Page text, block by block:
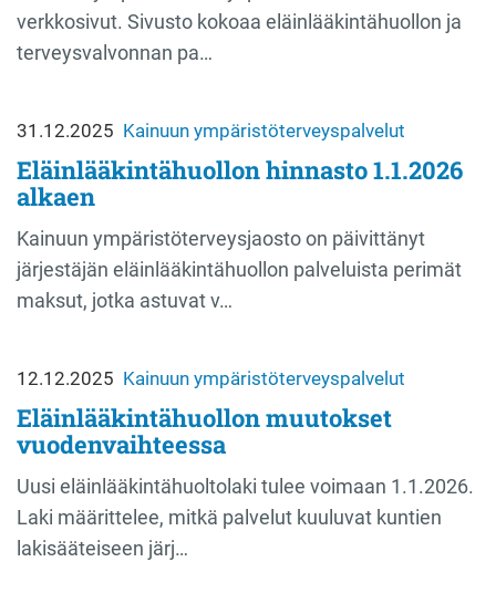
verkkosivut. Sivusto kokoaa eläinlääkintähuollon ja
terveysvalvonnan pa…
31.12.2025 Kainuun ympäristöterveyspalvelut
Eläinlääkintähuollon hinnasto 1.1.2026
alkaen
Kainuun ympäristöterveysjaosto on päivittänyt
järjestäjän eläinlääkintähuollon palveluista perimät
maksut, jotka astuvat v…
12.12.2025 Kainuun ympäristöterveyspalvelut
Eläinlääkintähuollon muutokset
vuodenvaihteessa
Uusi eläinlääkintähuoltolaki tulee voimaan 1.1.2026.
Laki määrittelee, mitkä palvelut kuuluvat kuntien
lakisääteiseen järj…